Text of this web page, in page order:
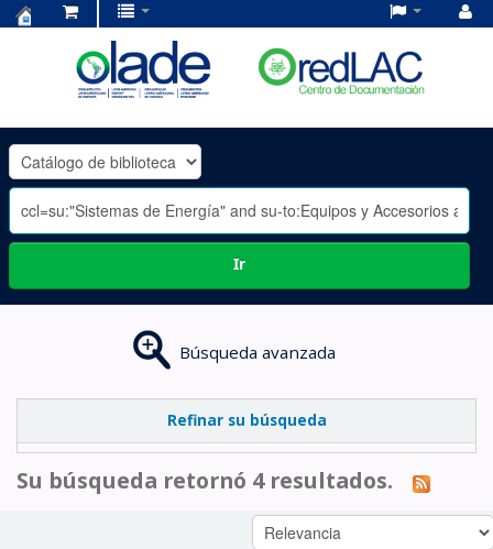
OLADE
-
Ir
Búsqueda avanzada
Refinar su búsqueda
Su búsqueda retornó 4 resultados.